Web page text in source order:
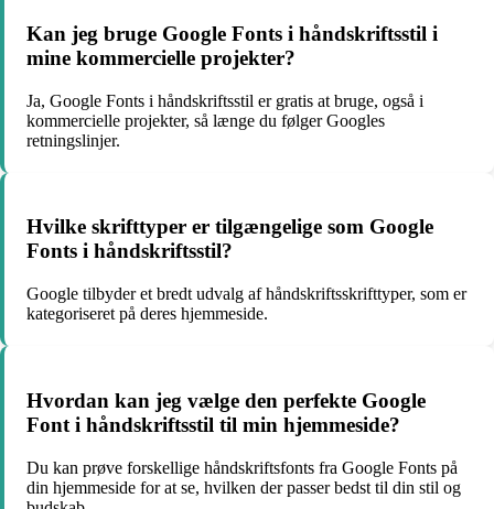
Kan jeg bruge Google Fonts i håndskriftsstil i
mine kommercielle projekter?
Ja, Google Fonts i håndskriftsstil er gratis at bruge, også i
kommercielle projekter, så længe du følger Googles
retningslinjer.
Hvilke skrifttyper er tilgængelige som Google
Fonts i håndskriftsstil?
Google tilbyder et bredt udvalg af håndskriftsskrifttyper, som er
kategoriseret på deres hjemmeside.
Hvordan kan jeg vælge den perfekte Google
Font i håndskriftsstil til min hjemmeside?
Du kan prøve forskellige håndskriftsfonts fra Google Fonts på
din hjemmeside for at se, hvilken der passer bedst til din stil og